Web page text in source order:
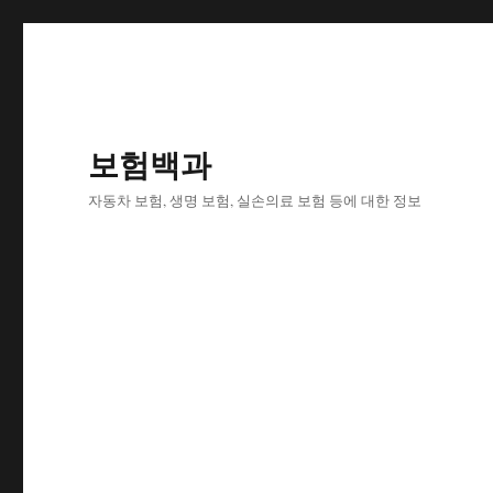
보험백과
자동차 보험, 생명 보험, 실손의료 보험 등에 대한 정보